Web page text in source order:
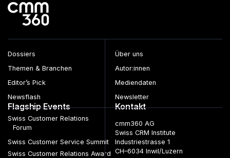
Dossiers
Themen & Branchen
Editor’s Pick
Newsflash
Über uns
Autor:innen
Mediendaten
Newsletter
Flagship Events
Swiss Customer Relations
Forum
Swiss Customer Service Summit
Swiss Customer Relations Award
Kontakt
cmm360 AG
Swiss CRM Institute
Industriestrasse 1
CH–6034 Inwil/Luzern